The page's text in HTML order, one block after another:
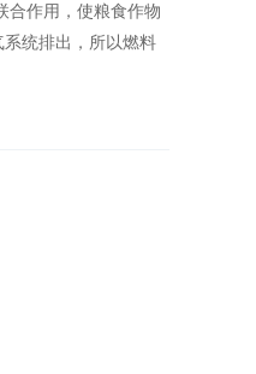
合作用，使粮食作物
统排出，所以燃料